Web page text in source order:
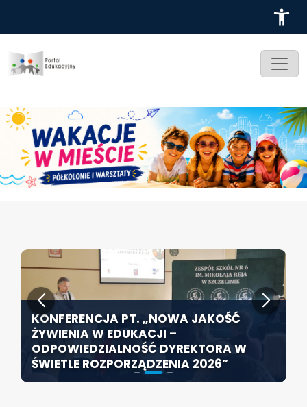
ZABYTKOWA SZKOŁA PRZY HOŻEJ
PRZEJDZIE TERMOMODERNIZACJĘ
KONFERENCJA PT. „NOWA JAKOŚĆ
ŻYWIENIA W EDUKACJI –
ODPOWIEDZIALNOŚĆ DYREKTORA W
ŚWIETLE ROZPORZĄDZENIA 2026”
SZCZECIN ROZWIJA EDUKACJĘ
WŁĄCZAJĄCĄ - NOWE
SPECJALISTYCZNE CENTRUM
ROZPOCZYNA DZIAŁALNOŚĆ